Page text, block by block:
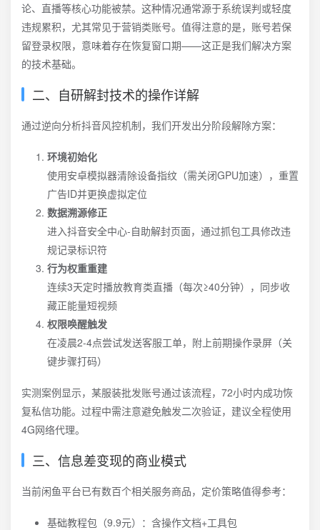
论、直播等核心功能被禁。这种情况通常源于系统误判或轻度
违规累积，尤其常见于营销类账号。值得注意的是，账号若保
留登录权限，意味着存在恢复窗口期——这正是我们解决方案
的技术基础。
二、自研解封技术的操作详解
通过逆向分析抖音风控机制，我们开发出分阶段解除方案：
环境初始化
使用安卓模拟器清除设备指纹（需关闭GPU加速），重置
广告ID并更换虚拟定位
数据溯源修正
进入抖音安全中心-自助解封页面，通过抓包工具修改违
规记录标识符
行为权重重建
连续3天定时播放教育类直播（每次≥40分钟），同步收
藏正能量短视频
权限唤醒触发
在凌晨2-4点尝试发送客服工单，附上前期操作录屏（关
键步骤打码）
实测案例显示，某服装批发账号通过该流程，72小时内成功恢
复私信功能。过程中需注意避免触发二次验证，建议全程使用
4G网络代理。
三、信息差变现的商业模式
当前闲鱼平台已有数百个相关服务商品，定价策略值得参考：
基础教程包（9.9元）：含操作文档+工具包